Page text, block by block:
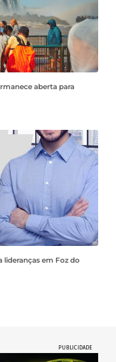
aberta para
lideranças em Foz do
PUBLICIDADE